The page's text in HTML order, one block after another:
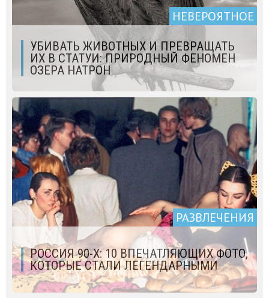
НЕВЕРОЯТНОЕ
УБИВАТЬ ЖИВОТНЫХ И ПРЕВРАЩАТЬ
ИХ В СТАТУИ: ПРИРОДНЫЙ ФЕНОМЕН
ОЗЕРА НАТРОН
РАЗВЛЕЧЕНИЯ
РОССИЯ 90-Х: 10 ВПЕЧАТЛЯЮЩИХ ФОТО,
КОТОРЫЕ СТАЛИ ЛЕГЕНДАРНЫМИ